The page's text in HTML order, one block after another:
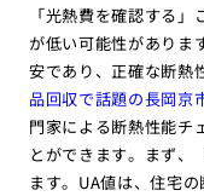
「光熱費を確認する
が低い可能性がありま
安であり、正確な断熱
品回収で話題の長岡京
門家による断熱性能チ
とができます。まず、
ます。UA値は、住宅